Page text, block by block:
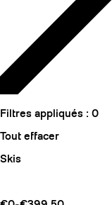
Filtres appliqués : 0
Tout effacer
Skis